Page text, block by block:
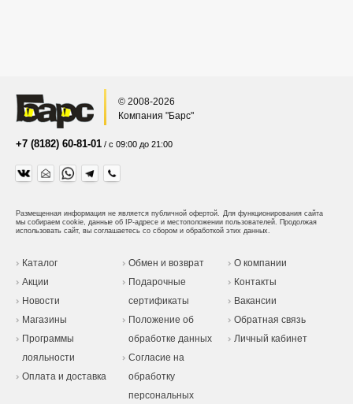
© 2008-2026
Компания "Барс"
+7 (8182) 60-81-01 / с 09:00 до 21:00
Размещенная информация не является публичной офертой. Для функционирования сайта
мы собираем cookie, данные об IP-адресе и местоположении пользователей. Продолжая
использовать сайт, вы соглашаетесь со сбором и обработкой этих данных.
Каталог
Акции
Новости
Магазины
Программы
лояльности
Оплата и доставка
Обмен и возврат
Подарочные
сертификаты
Положение об
обработке данных
Согласие на
обработку
персональных
О компании
Контакты
Вакансии
Обратная связь
Личный кабинет